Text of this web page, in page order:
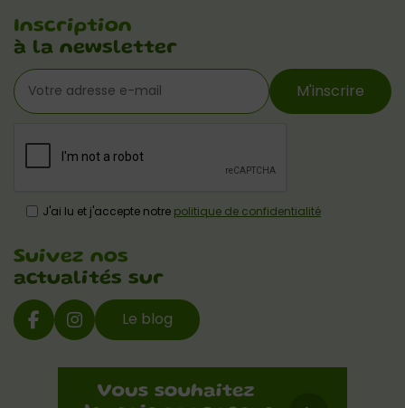
Inscription
à la newsletter
M'inscrire
J'ai lu et j'accepte notre politique de confidentialité
Suivez nos
actualités sur
Le blog